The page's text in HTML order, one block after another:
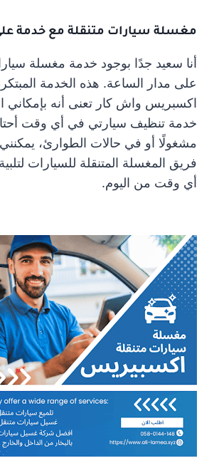
مغسلة سيارات متنقلة مع خدمة
أنا سعيد جدًا بوجود خدمة مغسلة
على مدار الساعة. هذه الخدمة
اكسبريس واش كار تعنى أنه
خدمة تنظيف سيارتي في أي وقت
مشغولًا أو في حالات الطوارئ، يمكنني
فريق المغسلة المتنقلة للسيارات
أي وقت من اليوم.